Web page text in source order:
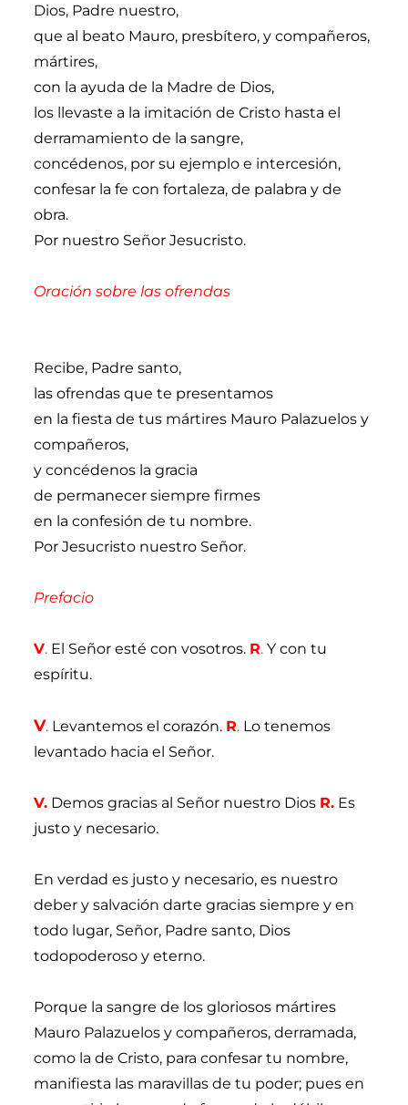
Dios, Padre nuestro,
que al beato Mauro, presbítero, y compañeros,
mártires,
con la ayuda de la Madre de Dios,
los llevaste a la imitación de Cristo hasta el
derramamiento de la sangre,
concédenos, por su ejemplo e intercesión,
confesar la fe con fortaleza, de palabra y de
obra.
Por nuestro Señor Jesucristo.
Oración sobre las ofrendas
Recibe, Padre santo,
las ofrendas que te presentamos
en la fiesta de tus mártires Mauro Palazuelos y
compañeros,
y concédenos la gracia
de permanecer siempre firmes
en la confesión de tu nombre.
Por Jesucristo nuestro Señor.
Prefacio
V. El Señor esté con vosotros. R. Y con tu
espíritu.
V. Levantemos el corazón. R. Lo tenemos
levantado hacia el Señor.
V. Demos gracias al Señor nuestro Dios R. Es
justo y necesario.
En verdad es justo y necesario, es nuestro
deber y salvación darte gracias siempre y en
todo lugar, Señor, Padre santo, Dios
todopoderoso y eterno.
Porque la sangre de los gloriosos mártires
Mauro Palazuelos y compañeros, derramada,
como la de Cristo, para confesar tu nombre,
manifiesta las maravillas de tu poder; pues en